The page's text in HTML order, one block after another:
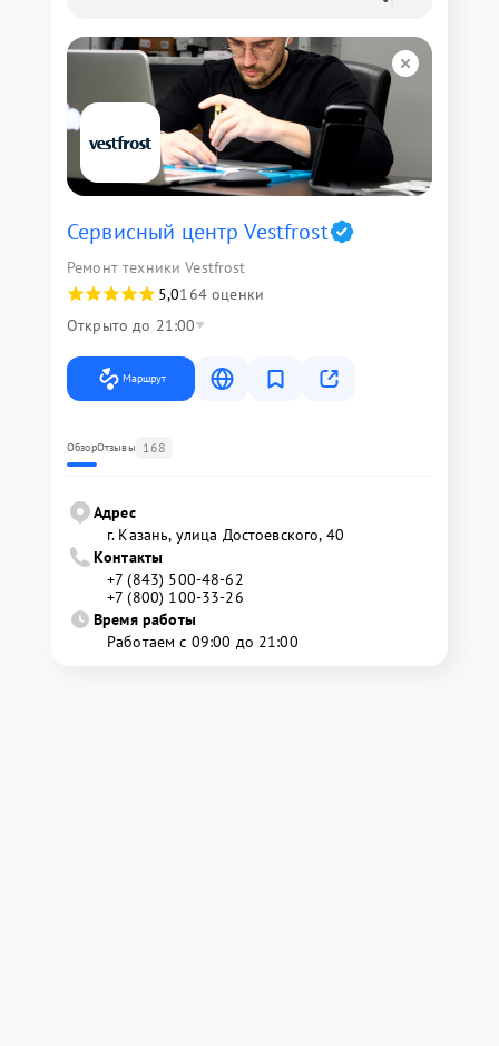
Сервисный центр Vestfrost
Ремонт техники Vestfrost
5,0164 оценки
Открыто до 21:00
Маршрут
ОбзорОтзывы 168
Адрес
г. Казань, улица Достоевского, 40
Контакты
+7 (843) 500-48-62
+7 (800) 100-33-26
Время работы
Работаем с 09:00 до 21:00